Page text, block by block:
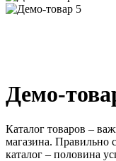
Демо-
Каталог товаров –
магазина. Правильно
каталог – половина